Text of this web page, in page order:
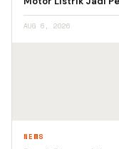
AUG 6, 2026
NEWS